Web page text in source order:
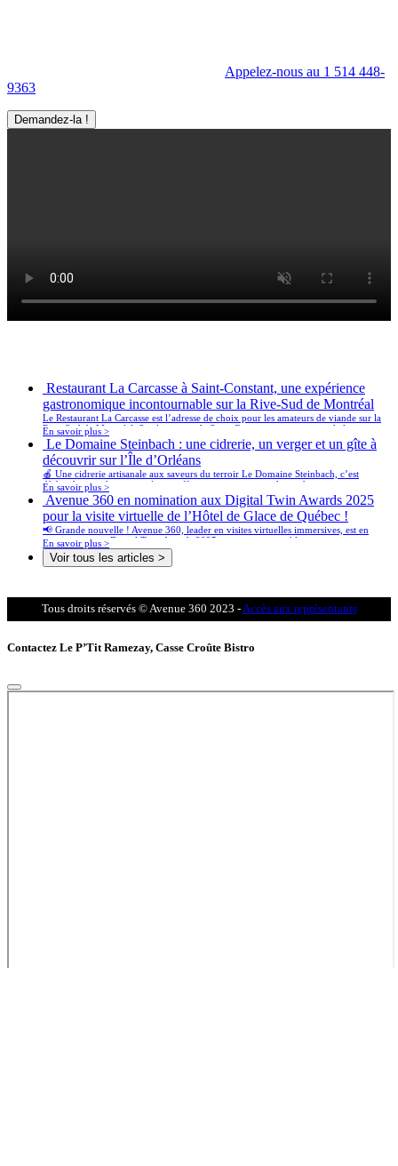
Appelez-nous au 1 514 448-
9363
Demandez-la !
Restaurant La Carcasse à Saint-Constant, une expérience
gastronomique incontournable sur la Rive-Sud de Montréal
Le Restaurant La Carcasse est l’adresse de choix pour les amateurs de viande sur la
Rive-Sud de Montréal. Situé au cœur de Saint-Constant, ce restaurant chaleureux
propose une cuisine authentique et généreuse, mettant en vedette des pièces de
viande maturées à la perfection, des burgers gourmets, et des côtes levées qui
fondent en bouche.
En savoir plus >
Le Domaine Steinbach : une cidrerie, un verger et un gîte à
découvrir sur l’Île d’Orléans
🍎 Une cidrerie artisanale aux saveurs du terroir Le Domaine Steinbach, c’est
d’abord une cidrerie primée qui offre une vaste gamme de produits artisanaux issus
des pommes de son propre verger. 🥂 Cidre de glace, 🍏 cidres pétillants, 🍎
mistelles, et 🍶 vinaigres vieillis en fût y sont produits avec soin et passion.
En savoir plus >
Avenue 360 en nomination aux Digital Twin Awards 2025
pour la visite virtuelle de l’Hôtel de Glace de Québec !
📢 Grande nouvelle ! Avenue 360, leader en visites virtuelles immersives, est en
nomination aux Digital Twin Awards 2025 pour son incroyable reconstitution
numérique de l’iconique Hôtel de Glace de Québec. Cette reconnaissance met en
lumière notre expertise en jumeaux numériques et notre engagement à repousser les
En savoir plus >
Voir tous les articles >
Tous droits réservés © Avenue 360 2023 -Accès aux représentants
Contactez Le P’Tit Ramezay, Casse Croûte Bistro